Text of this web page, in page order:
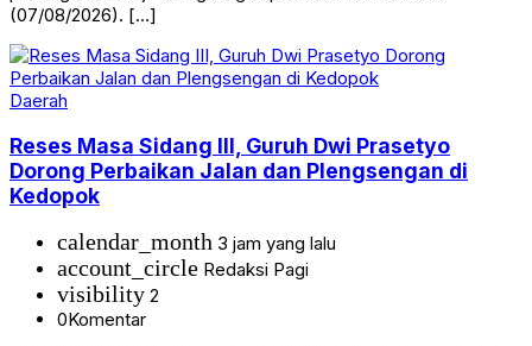
(07/08/2026). […]
Daerah
Reses Masa Sidang III, Guruh Dwi Prasetyo
Dorong Perbaikan Jalan dan Plengsengan di
Kedopok
calendar_month 3 jam yang lalu
account_circle Redaksi Pagi
visibility 2
0Komentar